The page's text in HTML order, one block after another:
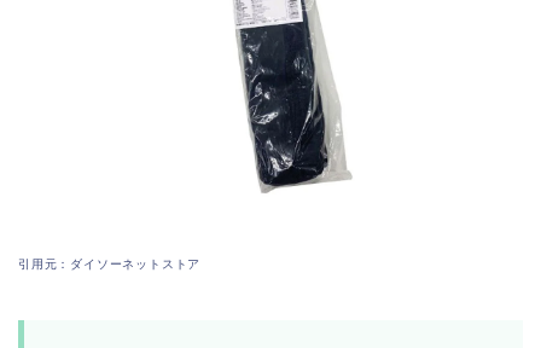
引用元：ダイソーネットストア